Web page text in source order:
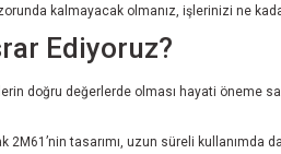
kalmayacak olmanız, işlerinizi ne
Ediyoruz?
doğru değerlerde olması hayati öneme
2M61’nin tasarımı, uzun süreli